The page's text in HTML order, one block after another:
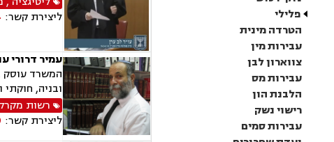
פלילי
הטרדה מינית
עבירות מין
צווארון לבן
עבירות מס
הלבנת הון
רישוי נשק
עבירות סמים
ליצירת קשר:
עמיר דרורי
המשרד עוסק
ובניה,
רשות
ליצירת קשר: